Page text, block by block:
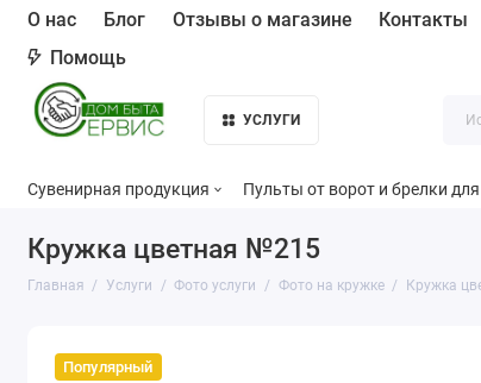
О нас Блог Отзывы о магазине
Контакты
Помощь
УСЛУГИ
Сувенирная продукция Пульты от ворот и брелки
Кружка цветная №215
Главная Услуги Фото услуги Фото на кружке Кружка
Популярный